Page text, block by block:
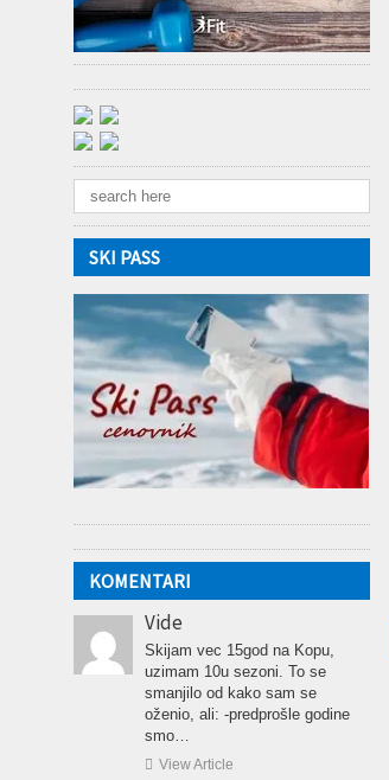
SKI PASS
KOMENTARI
Vide
Skijam vec 15god na Kopu,
uzimam 10u sezoni. To se
smanjilo od kako sam se
oženio, ali: -predprošle godine
smo…
 View Article